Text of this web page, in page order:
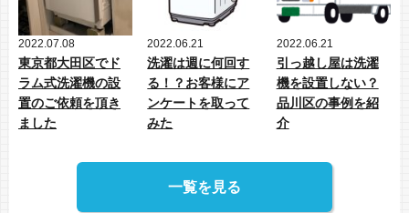
2022.07.08
東京都大田区でド
ラム式洗濯機の設
置のご依頼を頂き
ました
2022.06.21
洗濯は週に何回す
る！？お客様にア
ンケートを取って
みた
2022.06.21
引っ越し屋は洗濯
機を設置しない？
品川区の事例を紹
介
一覧を見る